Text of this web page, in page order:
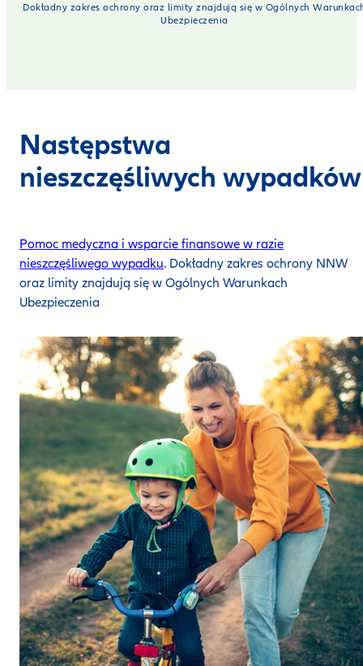
Dokładny zakres ochrony oraz limity znajdują się w Ogólnych
Ubezpieczenia
Następstwa
nieszczęśliwych
Pomoc medyczna i wsparcie finansowe w razie
nieszczęśliwego wypadku. Dokładny zakres ochrony NNW
oraz limity znajdują się w Ogólnych Warunkach
Ubezpieczenia